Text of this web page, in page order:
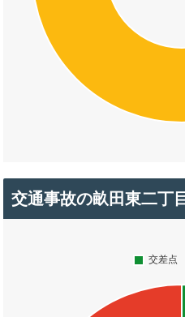
交通事故の畝田東二丁